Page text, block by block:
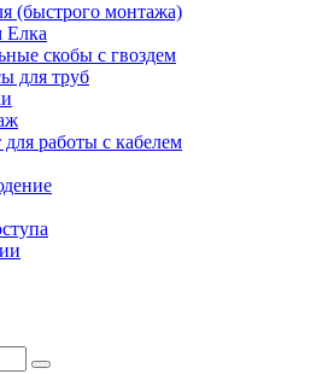
(быстрого монтажа)
Елка
скобы с гвоздем
для труб
работы с кабелем